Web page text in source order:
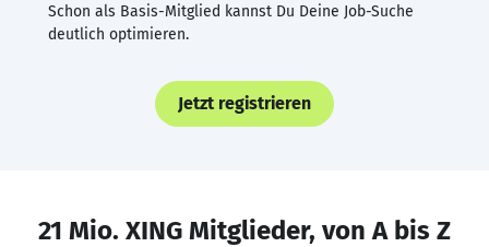
Schon als Basis-Mitglied kannst Du Deine Job-Suche
deutlich optimieren.
Jetzt registrieren
21 Mio. XING Mitglieder, von A bis Z